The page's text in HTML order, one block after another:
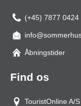
(+45) 7877 0424
Åbningstider
Find os
TouristOnline A/S